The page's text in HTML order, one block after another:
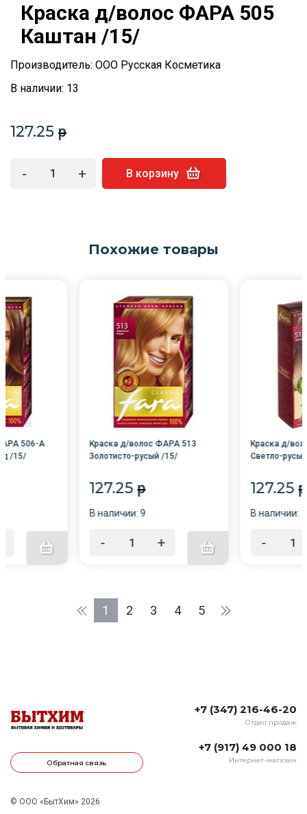
Краска д/волос ФАРА 505
Каштан /15/
Производитель: ООО Русская Косметика
В наличии: 13
127.25 p
- + В корзину
Похожие товары
506-А
/15/
Краска д/волос ФАРА 513
Золотисто-русый /15/
127.25 p
В наличии: 9
- +
Краска д/
Светло-
127.25 p
В наличии:
-
1 2 3 4 5
Обратная связь
+7 (347) 216-46-20
Отдел продаж
+7 (917) 49 000 18
Интернет-магазин
© ООО «БытХим» 2026